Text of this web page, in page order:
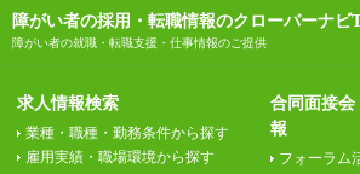
障がい者の採用・転職情報のクローバーナビ
障がい者の就職・転職支援・仕事情報のご提供
求人情報検索
業種・職種・勤務条件から探す
雇用実績・職場環境から探す
合同面接会
報
フォーラム